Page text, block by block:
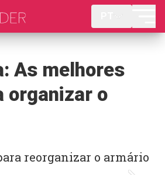
As melhores
organizar o
reorganizar o armário